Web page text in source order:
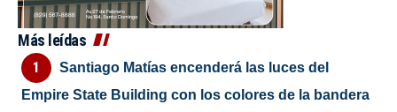
Más leídas
Santiago Matías encenderá las luces del
Empire State Building con los colores de la bandera